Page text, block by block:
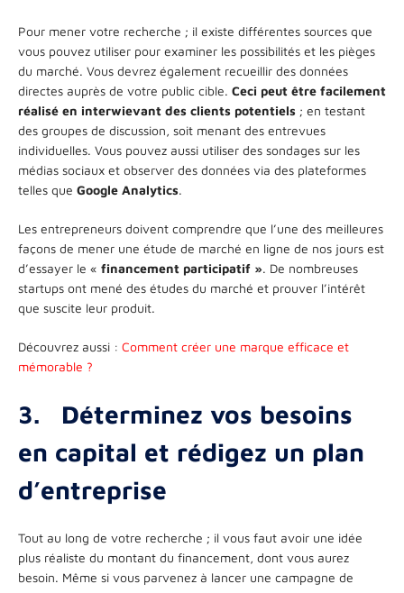
Pour mener votre recherche ; il existe différentes sources que
vous pouvez utiliser pour examiner les possibilités et les pièges
du marché. Vous devrez également recueillir des données
directes auprès de votre public cible. Ceci peut être facilement
réalisé en interwievant des clients potentiels ; en testant
des groupes de discussion, soit menant des entrevues
individuelles. Vous pouvez aussi utiliser des sondages sur les
médias sociaux et observer des données via des plateformes
telles que Google Analytics.
Les entrepreneurs doivent comprendre que l’une des meilleures
façons de mener une étude de marché en ligne de nos jours est
d’essayer le « financement participatif ». De nombreuses
startups ont mené des études du marché et prouver l’intérêt
que suscite leur produit.
Découvrez aussi : Comment créer une marque efficace et
mémorable ?
3. Déterminez vos besoins
en capital et rédigez un plan
d’entreprise
Tout au long de votre recherche ; il vous faut avoir une idée
plus réaliste du montant du financement, dont vous aurez
besoin. Même si vous parvenez à lancer une campagne de